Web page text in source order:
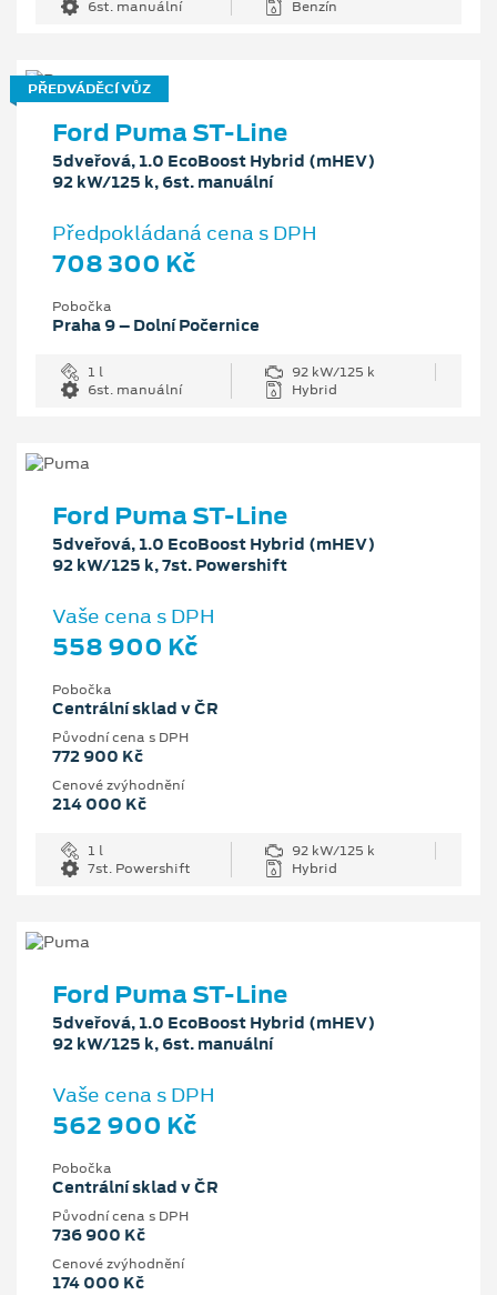
6st. manuální
Benzín
PŘEDVÁDĚCÍ VŮZ
Ford Puma ST-Line
5dveřová, 1.0 EcoBoost Hybrid (mHEV)
92 kW/125 k, 6st. manuální
Předpokládaná cena s DPH
708 300 Kč
Pobočka
Praha 9 – Dolní Počernice
1 l
92 kW/125 k
6st. manuální
Hybrid
Ford Puma ST-Line
5dveřová, 1.0 EcoBoost Hybrid (mHEV)
92 kW/125 k, 7st. Powershift
Vaše cena s DPH
558 900 Kč
Pobočka
Centrální sklad v ČR
Původní cena s DPH
772 900 Kč
Cenové zvýhodnění
214 000 Kč
1 l
92 kW/125 k
7st. Powershift
Hybrid
Ford Puma ST-Line
5dveřová, 1.0 EcoBoost Hybrid (mHEV)
92 kW/125 k, 6st. manuální
Vaše cena s DPH
562 900 Kč
Pobočka
Centrální sklad v ČR
Původní cena s DPH
736 900 Kč
Cenové zvýhodnění
174 000 Kč